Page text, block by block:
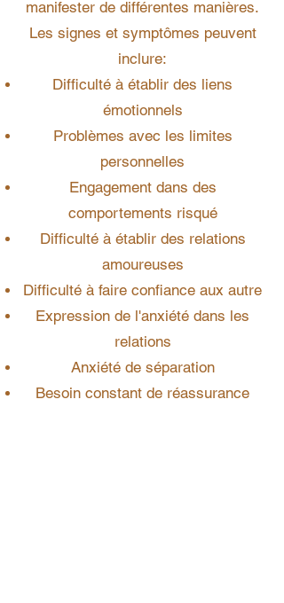
manifester de différentes manières.
Les signes et symptômes peuvent
inclure:
Difficulté à établir des liens
émotionnels
Problèmes avec les limites
personnelles
Engagement dans des
comportements risqué
Difficulté à établir des relations
amoureuses
Difficulté à faire confiance aux autre
Expression de l'anxiété dans les
relations
Anxiété de séparation
Besoin constant de réassurance